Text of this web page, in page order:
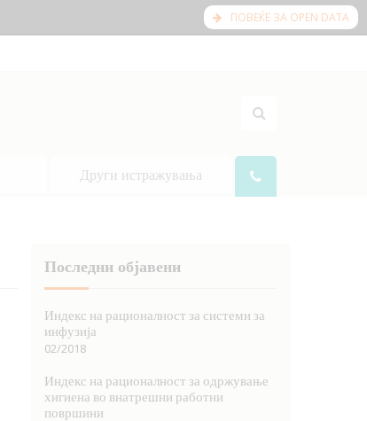
ПОВЕЌЕ ЗА OPEN DATA
Други истражувања
Последни објавени
Индекс на рационалност за системи за
инфузија
02/2018
Индекс на рационалност за одржување
хигиена во внатрешни работни
површини